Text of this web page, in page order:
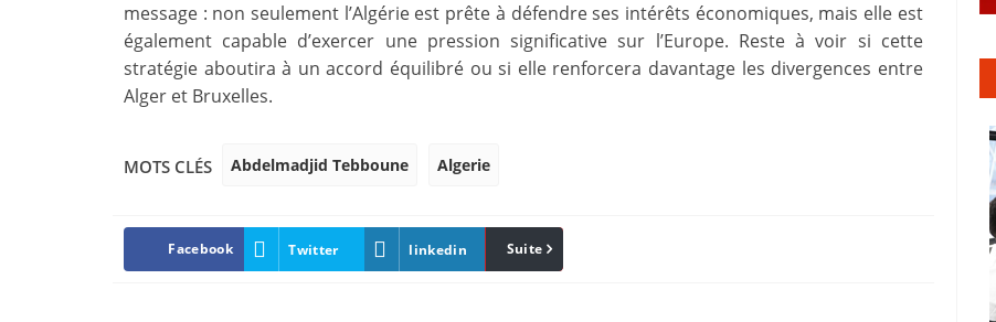
message : non seulement l’Algérie est prête à défendre ses intérêts économiques, mais elle est
également capable d’exercer une pression significative sur l’Europe. Reste à voir si cette
stratégie aboutira à un accord équilibré ou si elle renforcera davantage les divergences entre
Alger et Bruxelles.
MOTS CLÉS Abdelmadjid Tebboune Algerie
Facebook Twitter linkedin Pinterest
Suite